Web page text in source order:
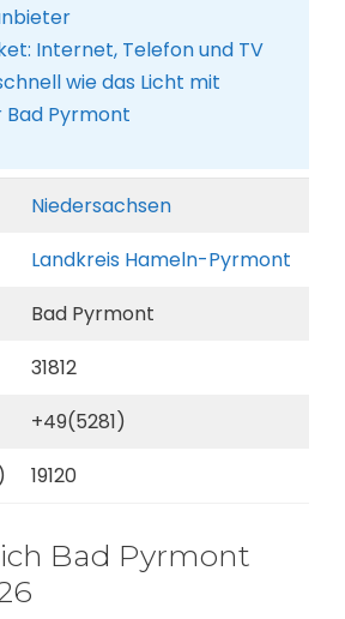
Internet, Telefon und TV
wie das Licht mit
Bad Pyrmont
Niedersachsen
Landkreis Hameln-Pyrmont
Bad Pyrmont
31812
+49(5281)
19120
Bad Pyrmont